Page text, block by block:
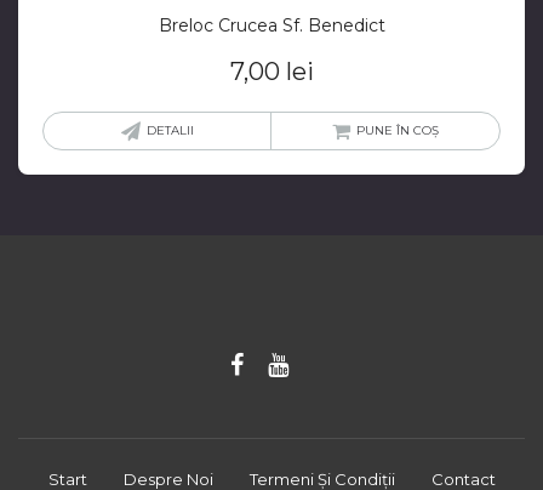
Breloc Crucea Sf. Benedict
7,00 lei
DETALII PUNE ÎN COȘ
Start Despre Noi Termeni Și Condiții Contact